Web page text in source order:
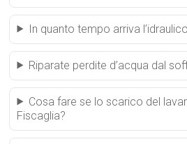
In quanto tempo arriva
Riparate perdite d’acqua dal
Cosa fare se lo scarico del
Fiscaglia?